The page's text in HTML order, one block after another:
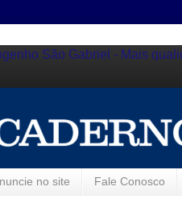
no site Fale Conosco